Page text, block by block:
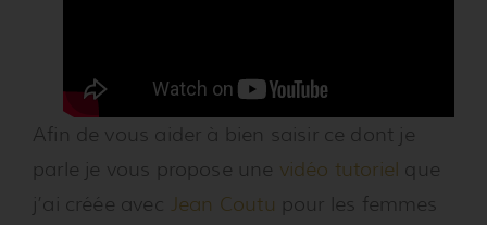
Afin de vous aider à bien saisir ce dont je
parle je vous propose une vidéo tutoriel que
j’ai créée avec Jean Coutu pour les femmes